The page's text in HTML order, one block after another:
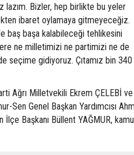
lazım. Bizler, hep birlikte bu yeler
ibaret oylamaya gitmeyeceğiz.
baş başa kalabileceği tehlikesini
ne milletimizi ne partimizi ne de
seçime gidiyoruz. Çıtamız bin 340
Ağrı Milletvekili Ekrem ÇELEBİ ve
Sen Genel Başkan Yardımcısı
Başkanı Büllent YAĞMUR, kamu